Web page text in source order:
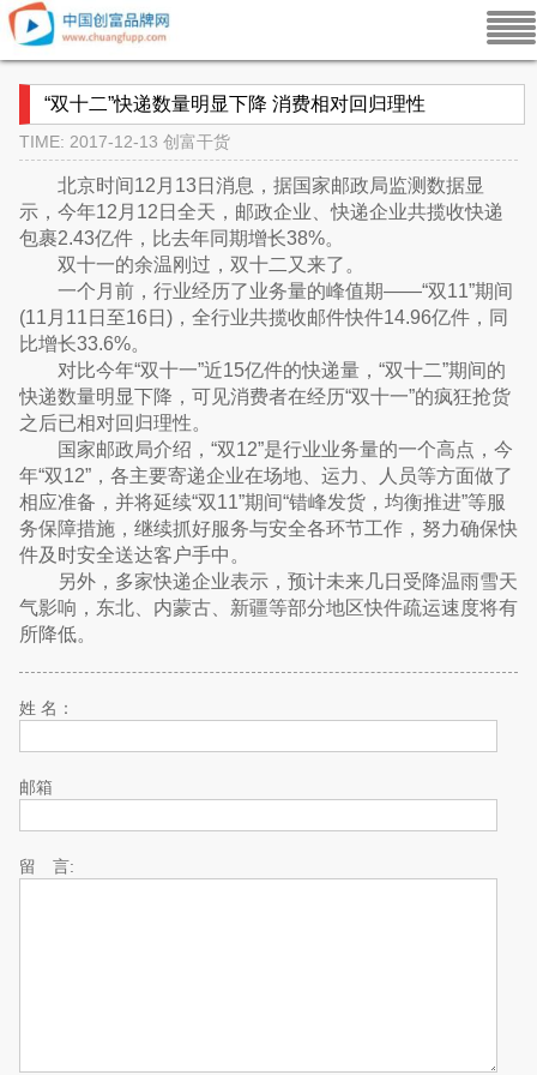
“双十二”快递数量明显下降 消费相对回归理性
TIME: 2017-12-13 创富干货
北京时间12月13日消息，据国家邮政局监测数据显
示，今年12月12日全天，邮政企业、快递企业共揽收快递
包裹2.43亿件，比去年同期增长38%。
双十一的余温刚过，双十二又来了。
一个月前，行业经历了业务量的峰值期——“双11”期间
(11月11日至16日)，全行业共揽收邮件快件14.96亿件，同
比增长33.6%。
对比今年“双十一”近15亿件的快递量，“双十二”期间的
快递数量明显下降，可见消费者在经历“双十一”的疯狂抢货
之后已相对回归理性。
国家邮政局介绍，“双12”是行业业务量的一个高点，今
年“双12”，各主要寄递企业在场地、运力、人员等方面做了
相应准备，并将延续“双11”期间“错峰发货，均衡推进”等服
务保障措施，继续抓好服务与安全各环节工作，努力确保快
件及时安全送达客户手中。
另外，多家快递企业表示，预计未来几日受降温雨雪天
气影响，东北、内蒙古、新疆等部分地区快件疏运速度将有
所降低。
姓 名：
邮箱
留 言: